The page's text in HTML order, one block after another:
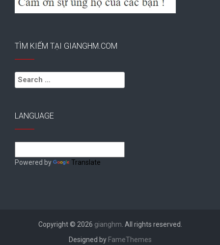
TÌM KIẾM TẠI GIANGHM.COM
Search
for:
LANGUAGE
Powered by Translate
Copyright © 2026 gianghm . All rights reserved.
Designed by FameThemes